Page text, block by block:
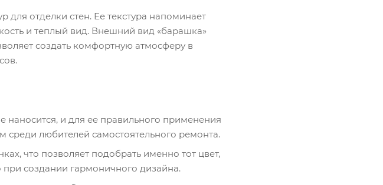
для отделки стен. Ее текстура напоминает
и теплый вид. Внешний вид «барашка»
создать комфортную атмосферу в
наносится, и для ее правильного применения
любителей самостоятельного ремонта.
что позволяет подобрать именно тот цвет,
создании гармоничного дизайна.